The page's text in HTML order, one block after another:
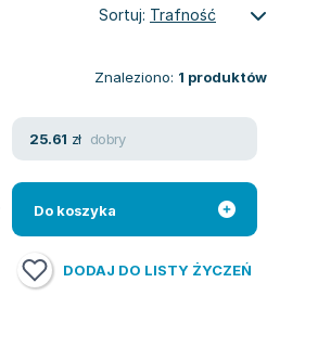
Sortuj: Trafność
Znaleziono: 1 produktów
25.61 zł dobry
Do koszyka
DODAJ DO LISTY ŻYCZEŃ